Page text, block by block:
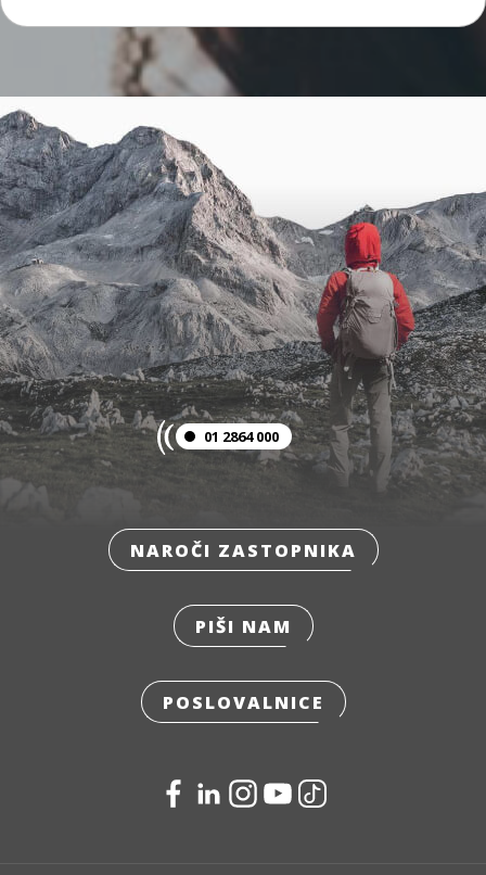
01 2864 000
NAROČI ZASTOPNIKA
PIŠI NAM
POSLOVALNICE